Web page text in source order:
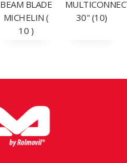
BEAM BLADE
MICHELIN (
10 )
30" (10)